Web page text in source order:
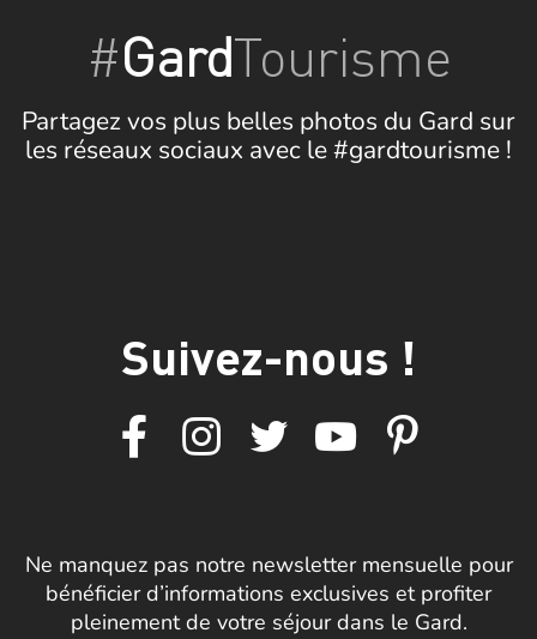
#GardTourisme
Partagez vos plus belles photos du Gard sur
les réseaux sociaux avec le #gardtourisme !
Suivez-nous !
Ne manquez pas notre newsletter mensuelle pour
bénéficier d’informations exclusives et profiter
pleinement de votre séjour dans le Gard.